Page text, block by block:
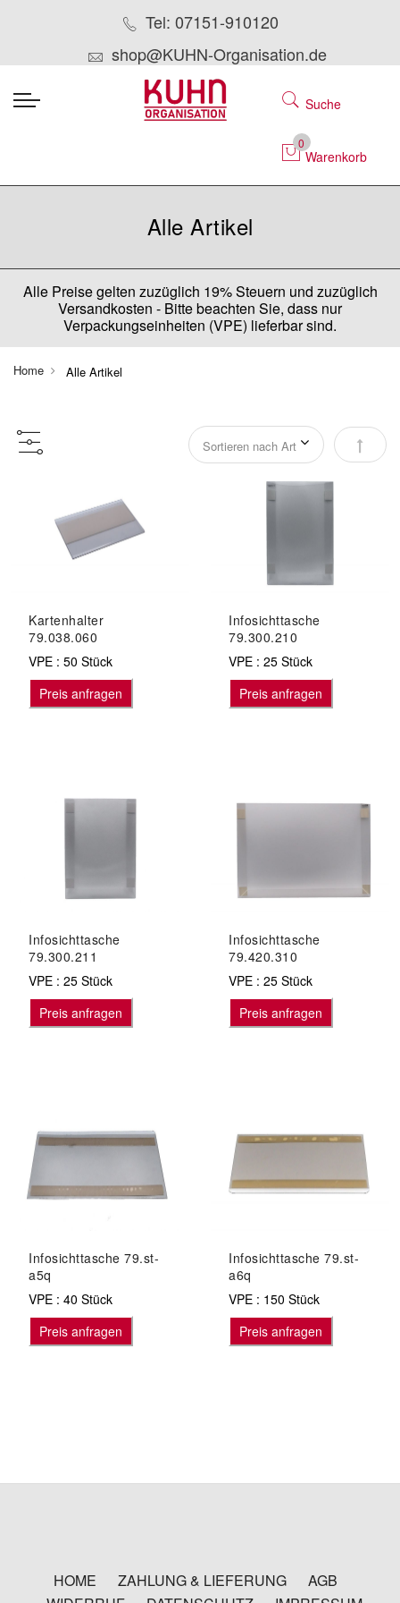
Tel: 07151-910120
shop@KUHN-Organisation.de
Suche
0
Warenkorb
Alle Artikel
Alle Preise gelten zuzüglich 19% Steuern und zuzüglich
Versandkosten - Bitte beachten Sie, dass nur
Verpackungseinheiten (VPE) lieferbar sind.
Home Alle Artikel
Kartenhalter
79.038.060
VPE : 50 Stück
Preis anfragen
Infosichttasche
79.300.210
VPE : 25 Stück
Preis anfragen
Infosichttasche
79.300.211
VPE : 25 Stück
Preis anfragen
Infosichttasche
79.420.310
VPE : 25 Stück
Preis anfragen
Infosichttasche 79.st-
a5q
VPE : 40 Stück
Preis anfragen
Infosichttasche 79.st-
a6q
VPE : 150 Stück
Preis anfragen
HOME ZAHLUNG & LIEFERUNG
AGB